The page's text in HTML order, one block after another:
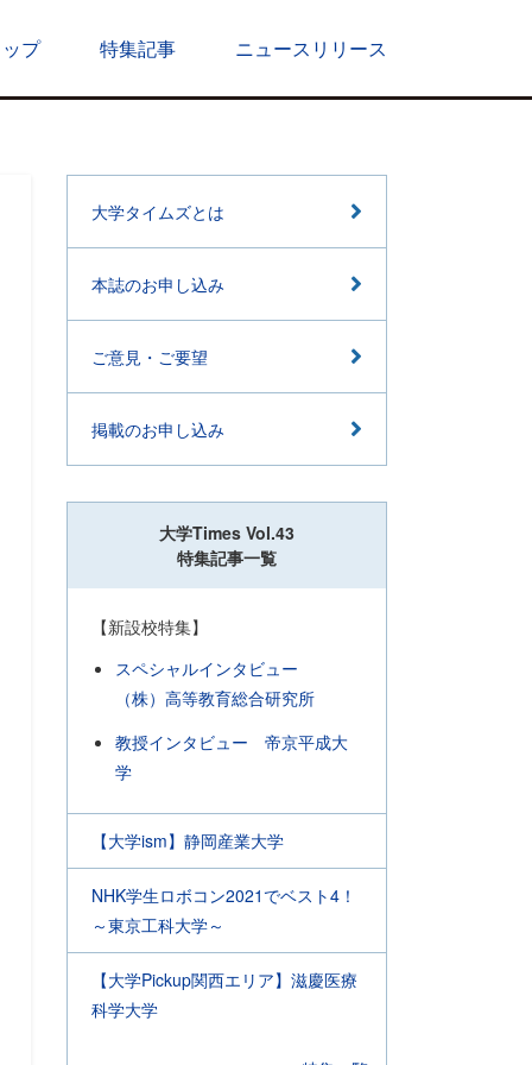
プ 特集記事 ニュースリリース
大学タイムズとは
本誌のお申し込み
ご意見・ご要望
掲載のお申し込み
大学Times Vol.43
特集記事一覧
【新設校特集】
スペシャルインタビュー
（株）高等教育総合研究所
教授インタビュー 帝京平成大
学
【大学ism】静岡産業大学
NHK学生ロボコン2021でベスト4！
～東京工科大学～
【大学Pickup関西エリア】滋慶医療
科学大学